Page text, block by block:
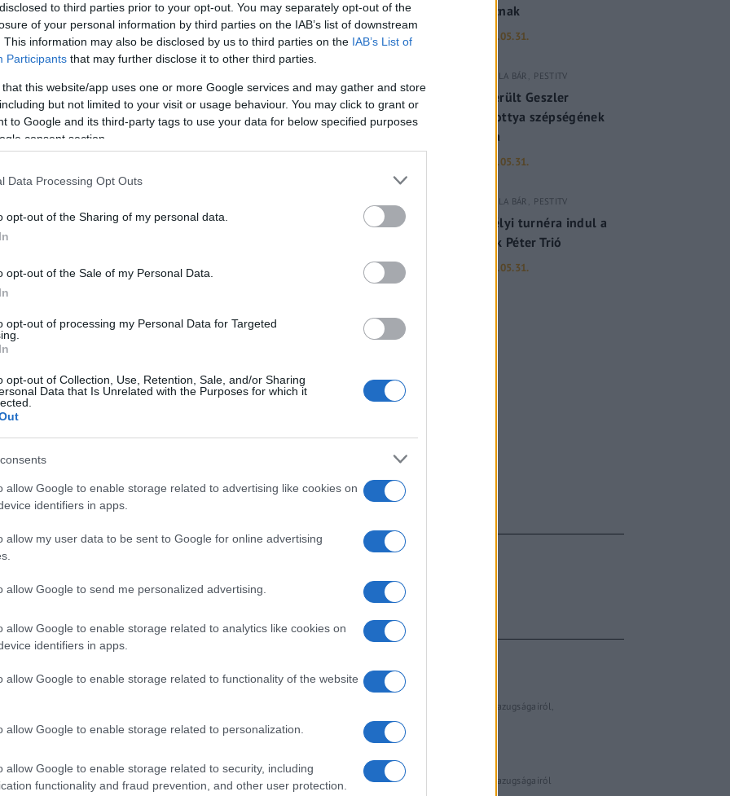
to third parties prior to your opt-out. You may separately opt-out of the
of your personal information by third parties on the IAB’s list of downstream
This information may also be disclosed by us to third parties on the IAB’s List of
Participants that may further disclose it to other third parties.
that this website/app uses one or more Google services and may gather and store
but not limited to your visit or usage behaviour. You may click to grant or
to Google and its third-party tags to use your data for below specified purposes
consent section.
Data Processing Opt Outs
opt-out of the Sharing of my personal data.
opt-out of the Sale of my Personal Data.
opt-out of processing my Personal Data for Targeted
opt-out of Collection, Use, Retention, Sale, and/or Sharing
Data that Is Unrelated with the Purposes for which it
allow Google to enable storage related to advertising like cookies on
identifiers in apps.
allow my user data to be sent to Google for online advertising
allow Google to send me personalized advertising.
allow Google to enable storage related to analytics like cookies on
identifiers in apps.
allow Google to enable storage related to functionality of the website
allow Google to enable storage related to personalization.
allow Google to enable storage related to security, including
functionality and fraud prevention, and other user protection.
felvenni? – Politikai Hobbista Nógrádi Györggyel
el, amit a sajtóban látsz! – Politikai Hobbista
lelkészpárral neveli a haladás a magyarokat –
ben? Lesz-e ’22-ben még Izrael? – Politikai Hobbista
fogoly, akit kutyaszarként hajigálnak Orbán
Karácsony Gergely?
– Gyurcsány kicsit túltolta. Politikai Hobbista
utaznak
2022.05.31.
GERILLA BÁR PESTITV
Kiderült Geszler
Dorottya szépségének
titka
2022.05.31.
GERILLA BÁR PESTITV
Erdélyi turnéra indul a
Sárik Péter Trió
2022.05.31.
FŐCÍM
AJÁNLOTT VIDEÓK
Libernyákok
elemző műsor a baloldal hazugságairól
Görbe tükör a baloldalról
Számok és tények
elemző műsor a baloldal hazugságairól